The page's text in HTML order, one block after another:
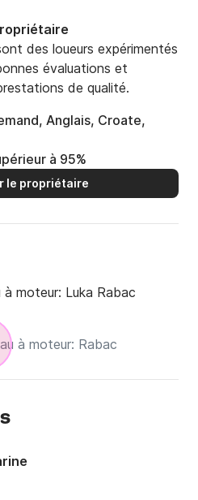
des loueurs expérimentés
évaluations et
de qualité.
Anglais, Croate,
à 95%
le propriétaire
à moteur: Luka Rabac